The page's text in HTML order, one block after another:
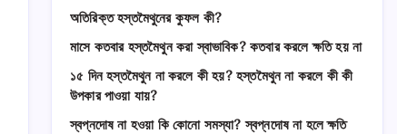
অতিরিক্ত হস্তমৈথুনের কুফল কী?
মাসে কতবার হস্তমৈথুন করা স্বাভাবিক? কতবার করলে ক্ষতি হয় না
১৫ দিন হস্তমৈথুন না করলে কী হয়? হস্তমৈথুন না করলে কী কী
উপকার পাওয়া যায়?
স্বপ্নদোষ না হওয়া কি কোনো সমস্যা? স্বপ্নদোষ না হলে ক্ষতি